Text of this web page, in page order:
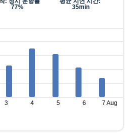
77%
35min
3 4 5 6 7 Aug